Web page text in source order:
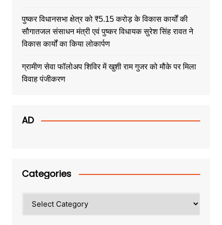
पुष्कर विधानसभा क्षेत्र को ₹5.15 करोड़ के विकास कार्यों की
सौगातजल संसाधन मंत्री एवं पुष्कर विधायक सुरेश सिंह रावत ने
विकास कार्यों का किया लोकार्पण
ग्रामीण सेवा फॉलोअप शिविर में खुशी राम गुजर को मौके पर मिला
विवाह पंजीकरण
AD
Categories